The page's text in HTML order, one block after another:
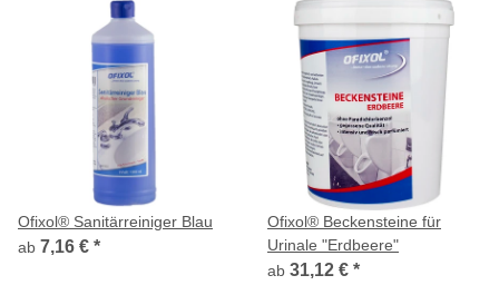
Ofixol® Sanitärreiniger Blau
ab 7,16 € *
Ofixol® Beckensteine für
Urinale "Erdbeere"
ab 31,12 € *